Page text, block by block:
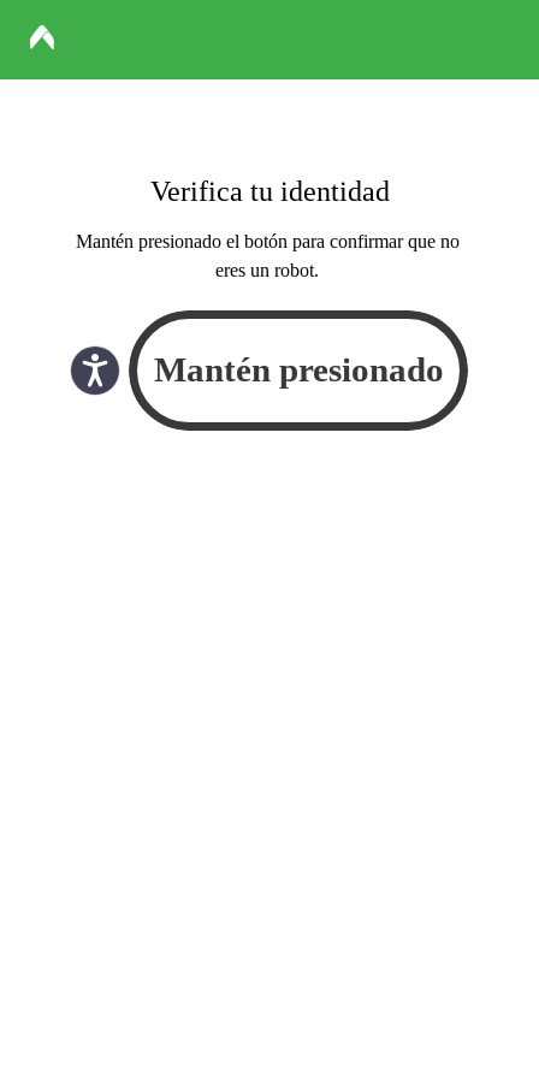
Verifica tu identidad
Mantén presionado el botón para confirmar que no
eres un robot.